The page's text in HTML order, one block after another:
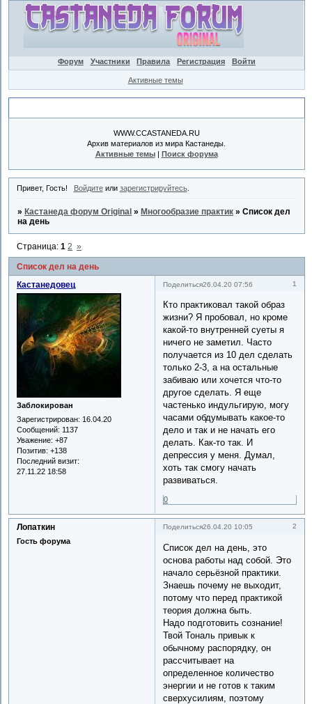
Форум Участники Правила Регистрация Войти
Активные темы
WWW.CCASTANEDA.RU
Архив материалов из мира Кастанеды.
Активные темы| Поиск форума
Привет, Гость! Войдитеили зарегистрируйтесь.
» Кастанеда форум Original » Многообразие практик »Список дел
на день
Список дел на день
Страница:1 2 »
Поделиться 1
26.04.20 07:56
Кастанедовец
Заблокирован
Зарегистрирован: 16.04.20
Сообщений: 1137
Уважение: +87
Позитив: +138
Последний визит:
27.11.22 18:58
Кто практиковал такой образ
жизни? Я пробовал, но кроме
какой-то внутренней суеты я
ничего не заметил. Часто
получается из 10 дел сделать
только 2-3, а на остальные
забиваю или хочется что-то
другое сделать. Я еще
частенько индульгирую, могу
часами обдумывать какое-то
дело и так и не начать его
делать. Как-то так. И
депрессия у меня. Думал,
хоть так смогу начать
развиваться.
0
Поделиться 2
26.04.20 10:05
Лопаткин
Гость форума
Список дел на день, это
основа работы над собой. Это
начало серьёзной практики.
Знаешь почему не выходит,
потому что перед практикой
теория должна быть.
Надо подготовить сознание!
Твой Тональ привык к
обычному распорядку, он
рассчитывает на
определенное количество
энергии и не готов к таким
сверхусилиям, поэтому